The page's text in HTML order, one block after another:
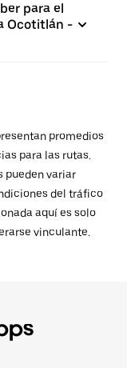
para el
Ocotitlán -
promedios
para las rutas.
pueden variar
del tráfico
aquí es solo
vinculante.